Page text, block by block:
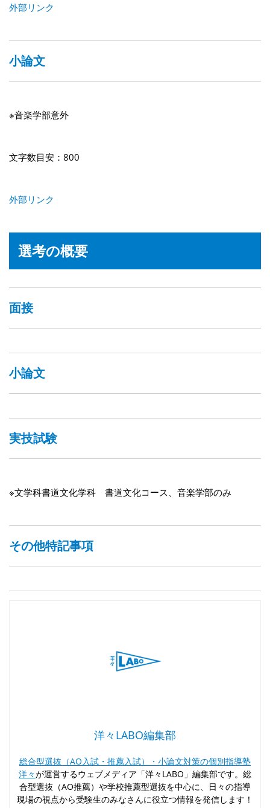
外部リンク
小論文
※音楽学部意外
文字数目安：800
外部リンク
選考の概要
面接
小論文
実技試験
※文学科書道文化学科 書道文化コース、音楽学部のみ
その他特記事項
洋々LABO編集部
総合型選抜（AO入試・推薦入試）・小論文対策の個別指導塾
洋々が運営するウェブメディア「洋々LABO」編集部です。総
合型選抜（AO推薦）や学校推薦型選抜を中心に、日々の指導
現場の視点から受験生のみなさんに役立つ情報を発信します！